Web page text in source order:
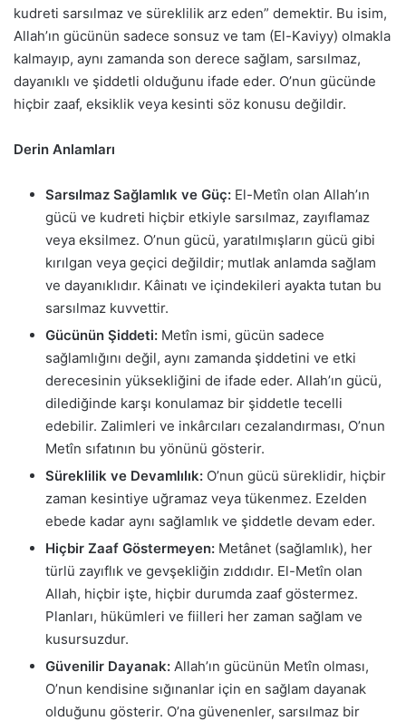
kudreti sarsılmaz ve süreklilik arz eden” demektir. Bu isim,
Allah’ın gücünün sadece sonsuz ve tam (El-Kaviyy) olmakla
kalmayıp, aynı zamanda son derece sağlam, sarsılmaz,
dayanıklı ve şiddetli olduğunu ifade eder. O’nun gücünde
hiçbir zaaf, eksiklik veya kesinti söz konusu değildir.
Derin Anlamları
Sarsılmaz Sağlamlık ve Güç: El-Metîn olan Allah’ın
gücü ve kudreti hiçbir etkiyle sarsılmaz, zayıflamaz
veya eksilmez. O’nun gücü, yaratılmışların gücü gibi
kırılgan veya geçici değildir; mutlak anlamda sağlam
ve dayanıklıdır. Kâinatı ve içindekileri ayakta tutan bu
sarsılmaz kuvvettir.
Gücünün Şiddeti: Metîn ismi, gücün sadece
sağlamlığını değil, aynı zamanda şiddetini ve etki
derecesinin yüksekliğini de ifade eder. Allah’ın gücü,
dilediğinde karşı konulamaz bir şiddetle tecelli
edebilir. Zalimleri ve inkârcıları cezalandırması, O’nun
Metîn sıfatının bu yönünü gösterir.
Süreklilik ve Devamlılık: O’nun gücü süreklidir, hiçbir
zaman kesintiye uğramaz veya tükenmez. Ezelden
ebede kadar aynı sağlamlık ve şiddetle devam eder.
Hiçbir Zaaf Göstermeyen: Metânet (sağlamlık), her
türlü zayıflık ve gevşekliğin zıddıdır. El-Metîn olan
Allah, hiçbir işte, hiçbir durumda zaaf göstermez.
Planları, hükümleri ve fiilleri her zaman sağlam ve
kusursuzdur.
Güvenilir Dayanak: Allah’ın gücünün Metîn olması,
O’nun kendisine sığınanlar için en sağlam dayanak
olduğunu gösterir. O’na güvenenler, sarsılmaz bir